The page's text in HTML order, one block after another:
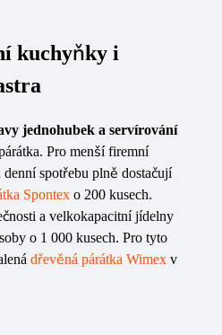
kuchyňky i
jednohubek a servírování
Pro menší firemní
spotřebu plně dostačují
Spontex o 200 kusech.
a velkokapacitní jídelny
o 1 000 kusech. Pro tyto
dřevěná párátka Wimex v